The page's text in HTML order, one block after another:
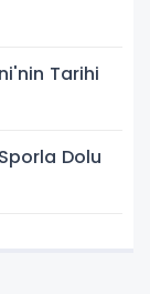
Tarihi
Dolu